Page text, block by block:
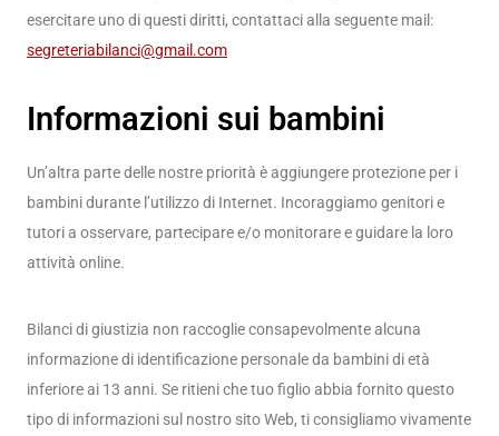
esercitare uno di questi diritti, contattaci alla seguente mail:
segreteriabilanci@gmail.com
Informazioni sui bambini
Un’altra parte delle nostre priorità è aggiungere protezione per i
bambini durante l’utilizzo di Internet. Incoraggiamo genitori e
tutori a osservare, partecipare e/o monitorare e guidare la loro
attività online.
Bilanci di giustizia non raccoglie consapevolmente alcuna
informazione di identificazione personale da bambini di età
inferiore ai 13 anni. Se ritieni che tuo figlio abbia fornito questo
tipo di informazioni sul nostro sito Web, ti consigliamo vivamente